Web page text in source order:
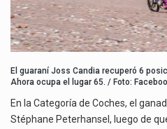
El guaraní Joss Candia recuperó 6
Ahora ocupa el lugar 65. / Foto:
En la Categoría de Coches, el
Stéphane Peterhansel, luego de